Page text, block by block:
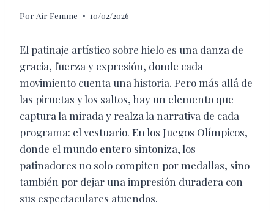
Por Air Femme 10/02/2026
El patinaje artístico sobre hielo es una danza de
gracia, fuerza y expresión, donde cada
movimiento cuenta una historia. Pero más allá de
las piruetas y los saltos, hay un elemento que
captura la mirada y realza la narrativa de cada
programa: el vestuario. En los Juegos Olímpicos,
donde el mundo entero sintoniza, los
patinadores no solo compiten por medallas, sino
también por dejar una impresión duradera con
sus espectaculares atuendos.